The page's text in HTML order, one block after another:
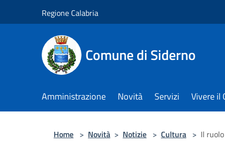
Regione Calabria
Comune di Siderno
Amministrazione Novità Servizi Vivere il
Home > Novità > Notizie > Cultura > Il